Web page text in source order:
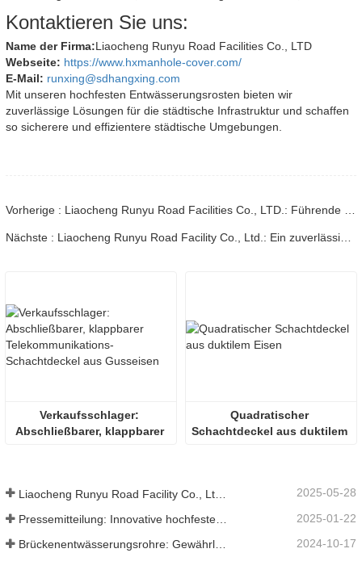
Kontaktieren Sie uns:
Name der Firma:Liaocheng Runyu Road Facilities Co., LTD
Webseite: https://www.hxmanhole-cover.com/
E-Mail: runxing@sdhangxing.com
Mit unseren hochfesten Entwässerungsrosten bieten wir
zuverlässige Lösungen für die städtische Infrastruktur und schaffen
so sicherere und effizientere städtische Umgebungen.
Vorherige : Liaocheng Runyu Road Facilities Co., LTD.: Führende Innovation bei Kommunal- und Infrastrukturprodukten
Nächste : Liaocheng Runyu Road Facility Co., Ltd.: Ein zuverlässiger Hersteller von Schachtabdeckungen für eine sicherere städtische Infrastruktur
Verkaufsschlager:
Abschließbarer, klappbarer
Quadratischer
Schachtdeckel aus duktilem
2025-05-28
2025-01-22
2024-10-17